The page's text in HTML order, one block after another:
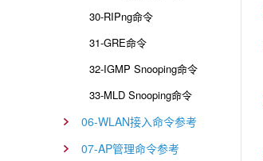
30-RIPng命令
31-GRE命令
32-IGMP Snooping命令
33-MLD Snooping命令
06-WLAN接入命令参考
07-AP管理命令参考